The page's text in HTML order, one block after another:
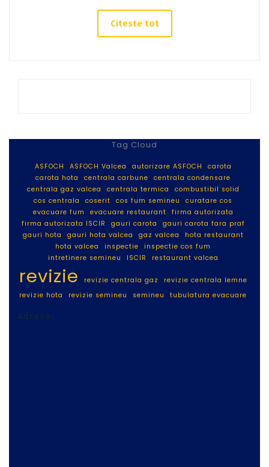
Citeste tot
Tag Cloud
ASFOCH ASFOCH Valcea autorizare ASFOCH
carota
carota hota
centrala carbune
centrala condensare
centrala gaz valcea
centrala termica
combustibil solid
cos centrala
coserit cos fum semineu
curatare cos
evacuare fum
evacuare restaurant
firma autorizata
firma autorizata ISCIR
gauri carota
gauri carota fara praf
gauri hota
gauri hota valcea gaz valcea
hota restaurant
hota valcea
inspectie
inspectie cos fum
intretinere semineu
ISCIR restaurant valcea
revizie revizie centrala gaz
revizie centrala lemne
revizie hota
revizie semineu semineu tubulatura evacuare